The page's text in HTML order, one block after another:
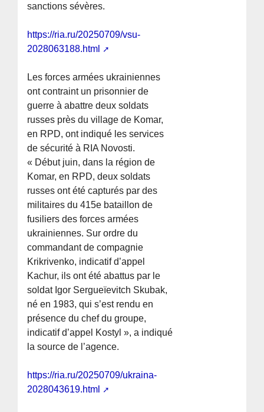
sanctions sévères.
https://ria.ru/20250709/vsu-
2028063188.html
Les forces armées ukrainiennes
ont contraint un prisonnier de
guerre à abattre deux soldats
russes près du village de Komar,
en RPD, ont indiqué les services
de sécurité à RIA Novosti.
« Début juin, dans la région de
Komar, en RPD, deux soldats
russes ont été capturés par des
militaires du 415e bataillon de
fusiliers des forces armées
ukrainiennes. Sur ordre du
commandant de compagnie
Krikrivenko, indicatif d’appel
Kachur, ils ont été abattus par le
soldat Igor Sergueïevitch Skubak,
né en 1983, qui s’est rendu en
présence du chef du groupe,
indicatif d’appel Kostyl », a indiqué
la source de l’agence.
https://ria.ru/20250709/ukraina-
2028043619.html